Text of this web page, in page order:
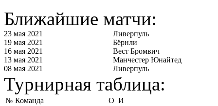
Ближайшие матчи:
23 мая 2021
Ливерпуль
19 мая 2021
Бёрнли
16 мая 2021
Вест Бромвич
13 мая 2021
Манчестер Юнайтед
08 мая 2021
Ливерпуль
Турнирная таблица:
№ Команда О И